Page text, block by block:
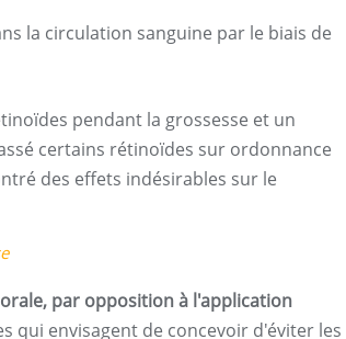
la circulation sanguine par le biais de
pendant la grossesse et un
certains rétinoïdes sur ordonnance
des effets indésirables sur le
par opposition à l'application
qui envisagent de concevoir d'éviter les